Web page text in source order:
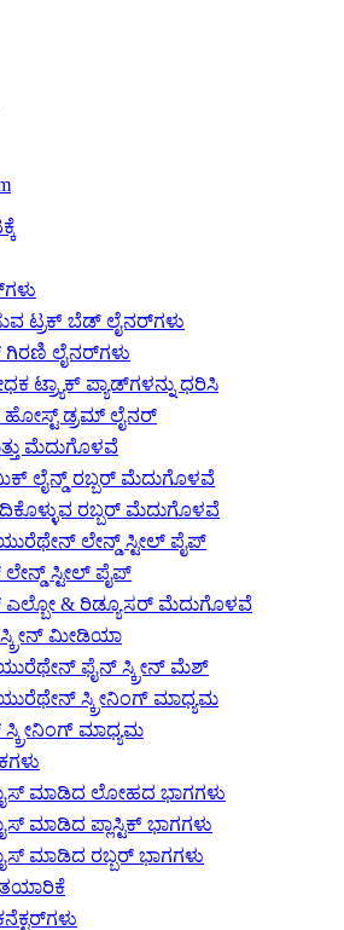
ಟ್ರಕ್ ಬೆಡ್ ಲೈನರ್‌ಗಳು
ಗಿರಣಿ ಲೈನರ್‌ಗಳು
ಟ್ರ್ಯಾಕ್ ಪ್ಯಾಡ್‌ಗಳನ್ನು ಧರಿಸಿ
ಡ್ರಮ್ ಲೈನರ್
ಮೆದುಗೊಳವೆ
ಲೈನ್ಡ್ ರಬ್ಬರ್ ಮೆದುಗೊಳವೆ
ರಬ್ಬರ್ ಮೆದುಗೊಳವೆ
ಲೇನ್ಡ್ ಸ್ಟೀಲ್ ಪೈಪ್
ಲೇನ್ಡ್ ಸ್ಟೀಲ್ ಪೈಪ್
ಎಲ್ಬೋ & ರಿಡ್ಯೂಸರ್ ಮೆದುಗೊಳವೆ
ಮೀಡಿಯಾ
ಫೈನ್ ಸ್ಕ್ರೀನ್ ಮೆಶ್
ಸ್ಕ್ರೀನಿಂಗ್ ಮಾಧ್ಯಮ
ಸ್ಕ್ರೀನಿಂಗ್ ಮಾಧ್ಯಮ
ಮಾಡಿದ ಲೋಹದ ಭಾಗಗಳು
ಮಾಡಿದ ಪ್ಲಾಸ್ಟಿಕ್ ಭಾಗಗಳು
ಮಾಡಿದ ರಬ್ಬರ್ ಭಾಗಗಳು
ತಯಾರಿಕೆ